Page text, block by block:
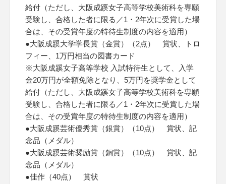
給付（ただし、大阪成蹊女子高等学校美術科を専願
受験し、合格した者に限る／1・2年次に受賞した場
合は、その受賞年度の特待生制度の内容を適用）
●大阪成蹊大学学長賞（金賞）（2点） 賞状、トロ
フィー、1万円相当の図書カード
※大阪成蹊女子高等学校 入試特待生として、入学
金20万円が全額免除となり、5万円を奨学金として
給付（ただし、大阪成蹊女子高等学校美術科を専願
受験し、合格した者に限る／1・2年次に受賞した場
合は、その受賞年度の特待生制度の内容を適用）
●大阪成蹊芸術優秀賞（銀賞）（10点） 賞状、記
念品（メダル）
●大阪成蹊芸術奨励賞（銅賞）（10点） 賞状、記
念品（メダル）
●佳作（40点） 賞状